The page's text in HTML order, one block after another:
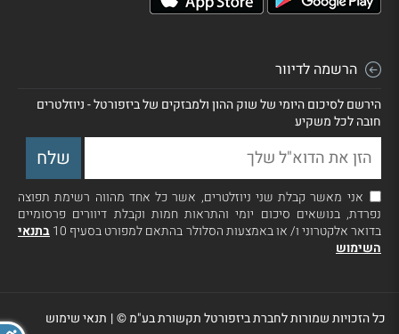
הרשמה לדיוור
הירשם לסיכום היומי של שוק ההון ולמבזקים של ביזפורטל - ניוזלטרים
חובה לכל משקיע
אני מאשר קבלת שני ניוזלטרים, אשר כל אחד מהווה רשימת תפוצה
נפרדת, בנושאים סיכום יומי והתראות חמות וקבלת דיוורים פרסומיים
בדואר אלקטרוני ו/ או באמצעות הסלולר בהתאם למפורט בסעיף 10
בתנאי
השימוש
כל הזכויות שמורות לחברת ביזפורטל תקשורת בע"מ ©| תנאי שימוש